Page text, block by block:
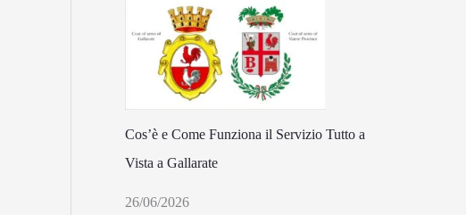
Cos’è e Come Funziona il Servizio Tutto a
Vista a Gallarate
26/06/2026